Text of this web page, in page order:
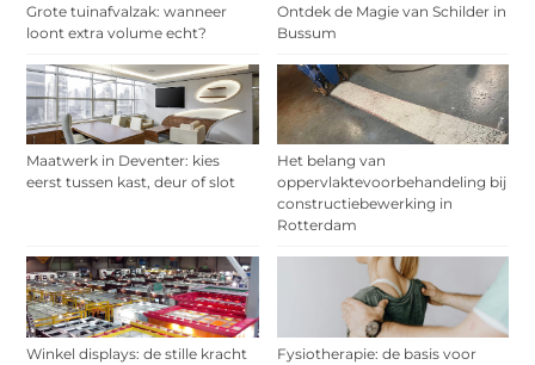
Grote tuinafvalzak: wanneer
loont extra volume echt?
Ontdek de Magie van Schilder in
Bussum
Maatwerk in Deventer: kies
eerst tussen kast, deur of slot
Het belang van
oppervlaktevoorbehandeling bij
constructiebewerking in
Rotterdam
Winkel displays: de stille kracht
Fysiotherapie: de basis voor